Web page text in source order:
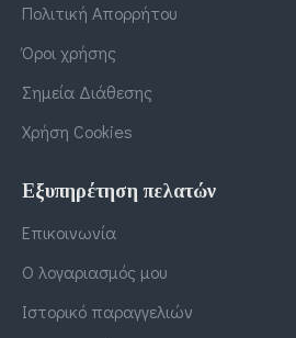
Πολιτική Απορρήτου
Όροι χρήσης
Σημεία Διάθεσης
Χρήση Cookies
Εξυπηρέτηση πελατών
Επικοινωνία
Ο λογαριασμός μου
Ιστορικό παραγγελιών